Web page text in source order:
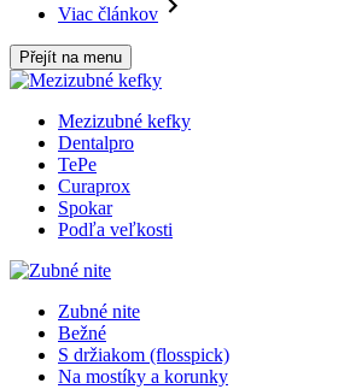
Viac článkov
Přejít na menu
Mezizubné kefky
Dentalpro
TePe
Curaprox
Spokar
Podľa veľkosti
Zubné nite
Bežné
S držiakom (flosspick)
Na mostíky a korunky